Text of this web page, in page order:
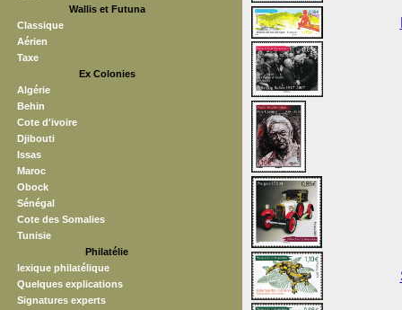
Wallis et Futuna
Classique
Aérien
Taxe
Ex Colonies
Algérie
Behin
Cote d'ivoire
Djibouti
Issas
Maroc
Obock
Sénégal
Cote des Somalies
Tunisie
Philatélie
lexique philatélique
Quelques explications
Signatures experts